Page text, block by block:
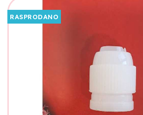
RASPRODANO